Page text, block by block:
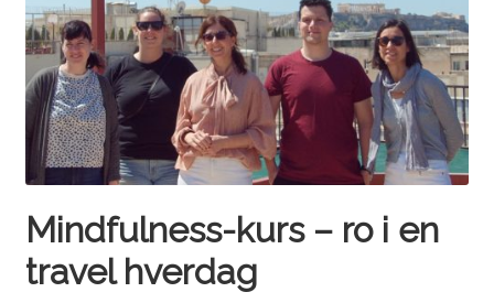
Mindfulness-kurs – ro i en
travel hverdag